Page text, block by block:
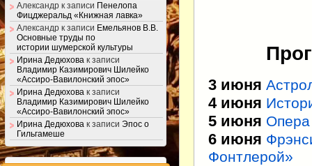
3 июня
4 июня
5 июня
6 июня
Фонтлерой»
Александр к записи Пенелопа
Фицджеральд «Книжная лавка»
Александр к записи Емельянов В.В.
Основные труды по
истории шумерской культуры
Ирина Дедюхова к записи
Владимир Казимирович Шилейко
«Ассиро-Вавилонский эпос»
Ирина Дедюхова к записи
Владимир Казимирович Шилейко
«Ассиро-Вавилонский эпос»
Ирина Дедюхова к записи Эпос о
Гильгамеше